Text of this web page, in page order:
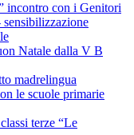
incontro con i Genitori
Natale dalla V B
madrelingua
le scuole primarie
terze “Le